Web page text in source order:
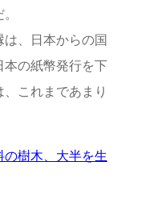
は、日本からの国
本の紙幣発行を下
これまであまり
樹木、大半を生